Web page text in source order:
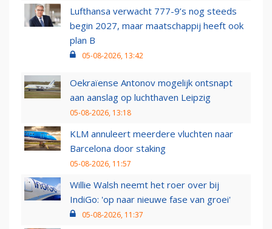
Lufthansa verwacht 777-9’s nog steeds
begin 2027, maar maatschappij heeft ook
plan B
05-08-2026, 13:42
Oekraïense Antonov mogelijk ontsnapt
aan aanslag op luchthaven Leipzig
05-08-2026, 13:18
KLM annuleert meerdere vluchten naar
Barcelona door staking
05-08-2026, 11:57
Willie Walsh neemt het roer over bij
IndiGo: 'op naar nieuwe fase van groei'
05-08-2026, 11:37